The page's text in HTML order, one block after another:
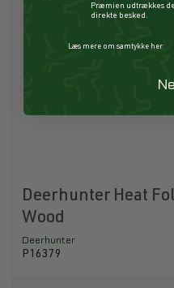
Deerhunter Heat
Wood
Deerhunter
P16379
Præmien udtrækkes
direkte besked.
Læs mere om samtykke her